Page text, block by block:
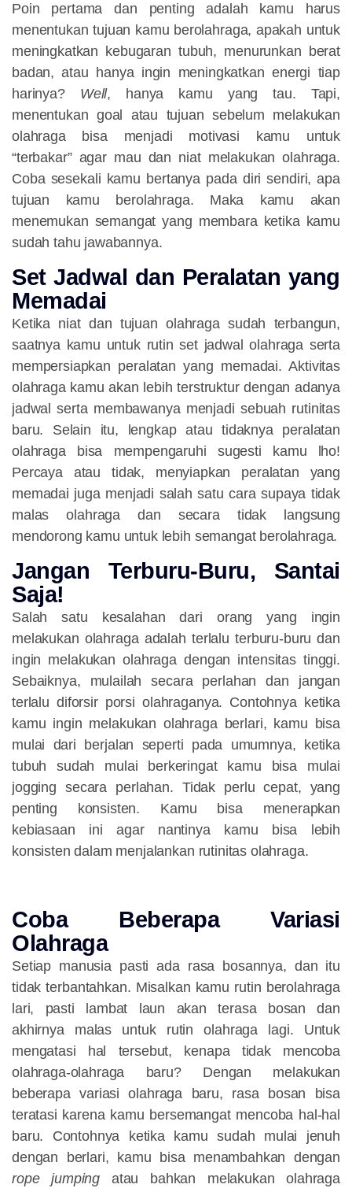
Poin pertama dan penting adalah kamu harus
menentukan tujuan kamu berolahraga, apakah untuk
meningkatkan kebugaran tubuh, menurunkan berat
badan, atau hanya ingin meningkatkan energi tiap
harinya? Well, hanya kamu yang tau. Tapi,
menentukan goal atau tujuan sebelum melakukan
olahraga bisa menjadi motivasi kamu untuk
“terbakar” agar mau dan niat melakukan olahraga.
Coba sesekali kamu bertanya pada diri sendiri, apa
tujuan kamu berolahraga. Maka kamu akan
menemukan semangat yang membara ketika kamu
sudah tahu jawabannya.
Set Jadwal dan Peralatan yang
Memadai
Ketika niat dan tujuan olahraga sudah terbangun,
saatnya kamu untuk rutin set jadwal olahraga serta
mempersiapkan peralatan yang memadai. Aktivitas
olahraga kamu akan lebih terstruktur dengan adanya
jadwal serta membawanya menjadi sebuah rutinitas
baru. Selain itu, lengkap atau tidaknya peralatan
olahraga bisa mempengaruhi sugesti kamu lho!
Percaya atau tidak, menyiapkan peralatan yang
memadai juga menjadi salah satu cara supaya tidak
malas olahraga dan secara tidak langsung
mendorong kamu untuk lebih semangat berolahraga.
Jangan Terburu-Buru, Santai
Saja!
Salah satu kesalahan dari orang yang ingin
melakukan olahraga adalah terlalu terburu-buru dan
ingin melakukan olahraga dengan intensitas tinggi.
Sebaiknya, mulailah secara perlahan dan jangan
terlalu diforsir porsi olahraganya. Contohnya ketika
kamu ingin melakukan olahraga berlari, kamu bisa
mulai dari berjalan seperti pada umumnya, ketika
tubuh sudah mulai berkeringat kamu bisa mulai
jogging secara perlahan. Tidak perlu cepat, yang
penting konsisten. Kamu bisa menerapkan
kebiasaan ini agar nantinya kamu bisa lebih
konsisten dalam menjalankan rutinitas olahraga.
Coba Beberapa Variasi
Olahraga
Setiap manusia pasti ada rasa bosannya, dan itu
tidak terbantahkan. Misalkan kamu rutin berolahraga
lari, pasti lambat laun akan terasa bosan dan
akhirnya malas untuk rutin olahraga lagi. Untuk
mengatasi hal tersebut, kenapa tidak mencoba
olahraga-olahraga baru? Dengan melakukan
beberapa variasi olahraga baru, rasa bosan bisa
teratasi karena kamu bersemangat mencoba hal-hal
baru. Contohnya ketika kamu sudah mulai jenuh
dengan berlari, kamu bisa menambahkan dengan
rope jumping atau bahkan melakukan olahraga